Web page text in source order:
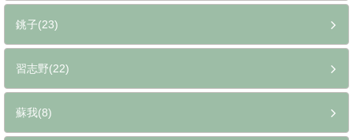
銚子(23)
習志野(22)
蘇我(8)